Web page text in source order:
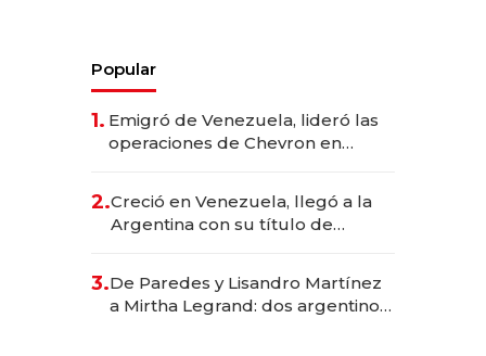
Popular
1. Emigró de Venezuela, lideró las
operaciones de Chevron en
2.Creció en Venezuela, llegó a la
Argentina con su título de
las marcas "fast premium"
3.De Paredes y Lisandro Martínez
a Mirtha Legrand: dos argentinos